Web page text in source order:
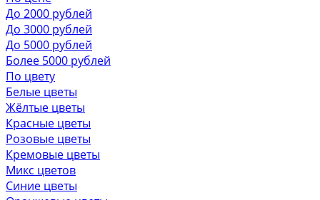
До 2000 рублей
До 3000 рублей
До 5000 рублей
Более 5000 рублей
По цвету
Белые цветы
Жёлтые цветы
Красные цветы
Розовые цветы
Кремовые цветы
Микс цветов
Синие цветы